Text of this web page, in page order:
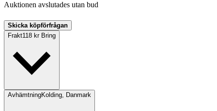
Auktionen avslutades utan bud
Skicka köpförfrågan
Frakt118 kr Bring
AvhämtningKolding, Danmark